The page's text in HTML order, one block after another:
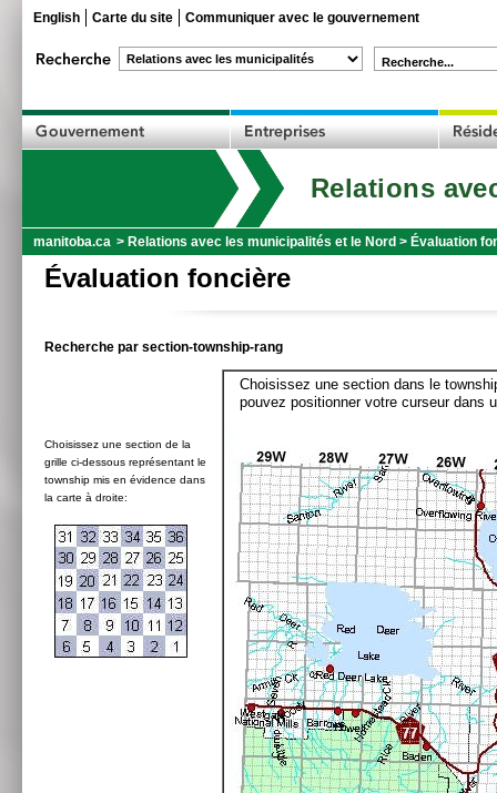
English Carte du site Communiquer avec le gouvernement
Recherche...
Relations
manitoba.ca > Relations avec les municipalités et le Nord > Évaluation
Évaluation foncière
Recherche par section-township-rang
Choisissez une section de la
grille ci-dessous représentant le
township mis en évidence dans
la carte à droite:
Choisissez une section dans le
pouvez positionner votre curseur dans